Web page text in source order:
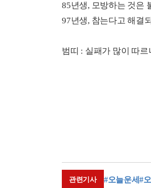
85년생, 모방하는 것은
97년생, 참는다고 해결
범띠 : 실패가 많이 따
관련기사 #오늘운세#